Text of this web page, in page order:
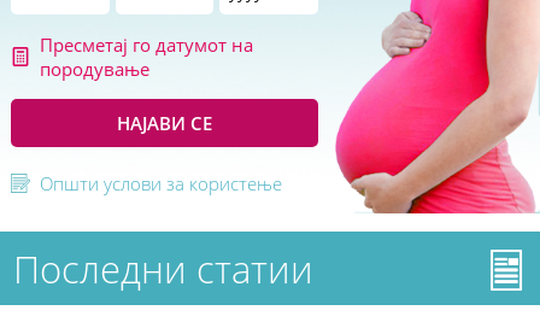
Пресметај го датумот на
породување
НАЈАВИ СЕ
Општи услови за користење
Последни статии